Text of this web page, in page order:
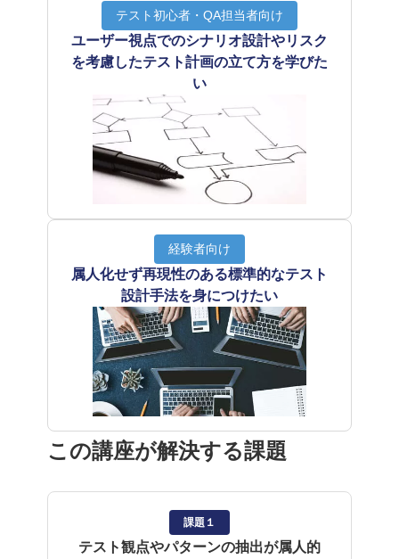
テスト初心者・QA担当者向け
ユーザー視点でのシナリオ設計やリスク
を考慮したテスト計画の立て方を学びた
い
経験者向け
属人化せず再現性のある標準的なテスト
設計手法を身につけたい
この講座が解決する課題
課題１
テスト観点やパターンの抽出が属人的